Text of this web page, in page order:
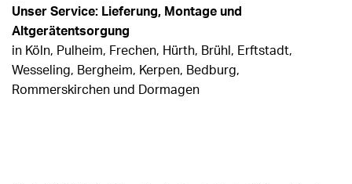
Unser Service: Lieferung, Montage und
Altgerätentsorgung
in Köln, Pulheim, Frechen, Hürth, Brühl, Erftstadt,
Wesseling, Bergheim, Kerpen, Bedburg,
Rommerskirchen und Dormagen